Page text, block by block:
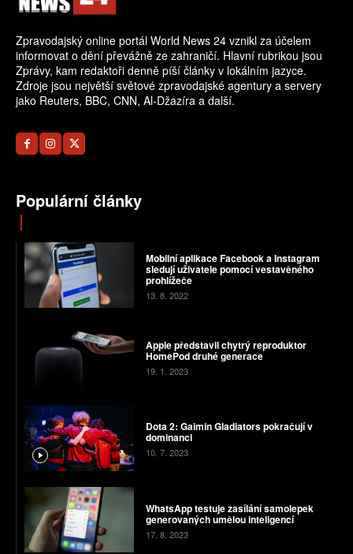
Zpravodajský online portál World News 24 vznikl za účelem
informovat o dění převážně ze zahraničí. Hlavní rubrikou jsou
Zprávy, kam redaktoři denně píší články v lokálním jazyce.
Zdroje jsou největší světové zpravodajské agentury a servery
jako Reuters, BBC, CNN, Al-Džazíra a další.
Populární články
Mobilní aplikace Facebook a Instagram
sledují uživatele pomocí vestavěného
prohlížeče
13. 8. 2022
Apple představil chytrý reproduktor
HomePod druhé generace
19. 1. 2023
Dota 2: Gaimin Gladiators pokračují v
dominanci
10. 7. 2023
WhatsApp testuje zasílání samolepek
generovaných umělou inteligencí
17. 8. 2023